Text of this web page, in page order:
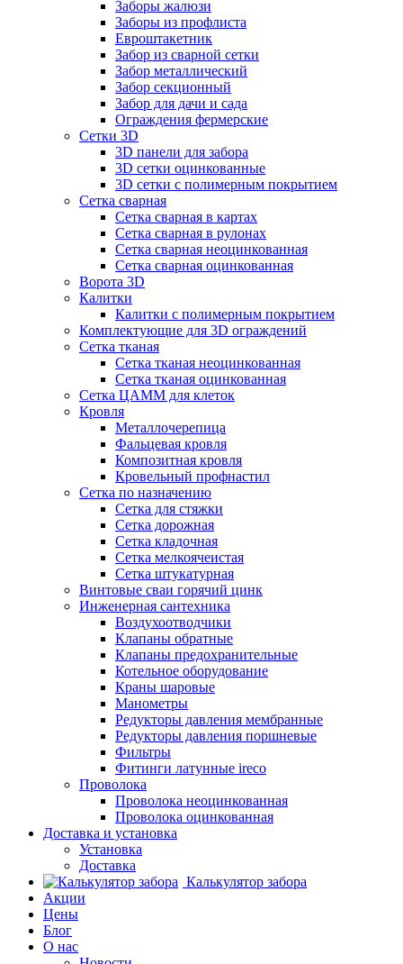
Заборы жалюзи
Заборы из профлиста
Евроштакетник
Забор из сварной сетки
Забор металлический
Забор секционный
Забор для дачи и сада
Ограждения фермерские
Сетки 3D
3D панели для забора
3D сетки оцинкованные
3D сетки с полимерным покрытием
Сетка сварная
Сетка сварная в картах
Сетка сварная в рулонах
Сетка сварная неоцинкованная
Сетка сварная оцинкованная
Ворота 3D
Калитки
Калитки с полимерным покрытием
Комплектующие для 3D ограждений
Сетка тканая
Сетка тканая неоцинкованная
Сетка тканая оцинкованная
Сетка ЦАММ для клеток
Кровля
Металлочерепица
Фальцевая кровля
Композитная кровля
Кровельный профнастил
Сетка по назначению
Сетка для стяжки
Сетка дорожная
Сетка кладочная
Сетка мелкоячеистая
Сетка штукатурная
Винтовые сваи горячий цинк
Инженерная сантехника
Воздухоотводчики
Клапаны обратные
Клапаны предохранительные
Котельное оборудование
Краны шаровые
Манометры
Редукторы давления мембранные
Редукторы давления поршневые
Фильтры
Фитинги латунные ireco
Проволока
Проволока неоцинкованная
Проволока оцинкованная
Доставка и установка
Установка
Доставка
Калькулятор забора
Акции
Цены
Блог
О нас